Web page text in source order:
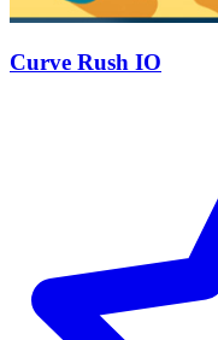
Curve Rush IO